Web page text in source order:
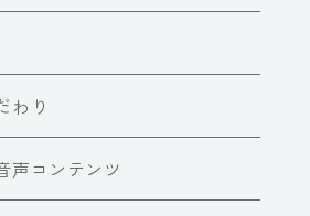
わり
声コンテンツ